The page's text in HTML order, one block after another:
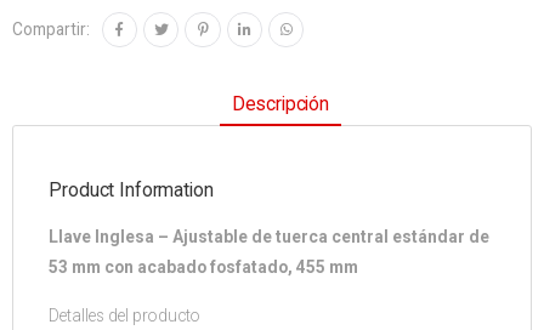
Compartir:
Descripción
Product Information
Llave Inglesa – Ajustable de tuerca central estándar de
53 mm con acabado fosfatado, 455 mm
Detalles del producto